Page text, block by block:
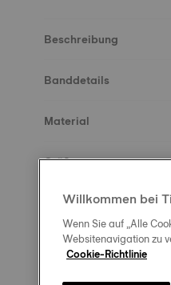
Beschreibung
Banddetails
Material
Größe
Schließe
Willkommen bei
Wenn Sie auf „Alle
Websitenavigation zu
Cookie-Richtlinie